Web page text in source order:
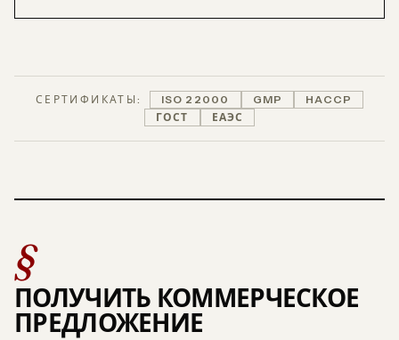
СЕРТИФИКАТЫ: ISO 22000 GMP
HACCP
ГОСТ
ЕАЭС
§
ПОЛУЧИТЬ КОММЕРЧЕСКОЕ
ПРЕДЛОЖЕНИЕ